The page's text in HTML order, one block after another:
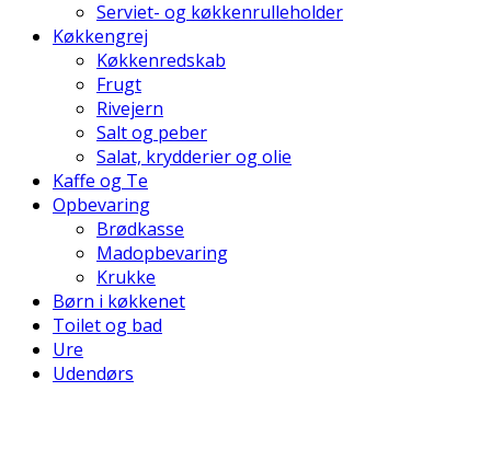
Serviet- og køkkenrulleholder
Køkkengrej
Køkkenredskab
Frugt
Rivejern
Salt og peber
Salat, krydderier og olie
Kaffe og Te
Opbevaring
Brødkasse
Madopbevaring
Krukke
Børn i køkkenet
Toilet og bad
Ure
Udendørs